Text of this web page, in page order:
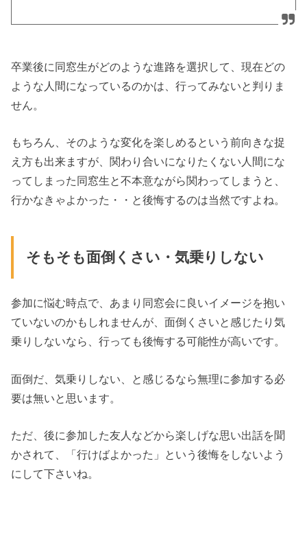
卒業後に同窓生がどのような進路を選択して、現在どの
ような人間になっているのかは、行ってみないと判りま
せん。
もちろん、そのような変化を楽しめるという前向きな捉
え方も出来ますが、関わり合いになりたくない人間にな
ってしまった同窓生と不本意ながら関わってしまうと、
行かなきゃよかった・・と後悔するのは当然ですよね。
そもそも面倒くさい・気乗りしない
参加に悩む時点で、あまり同窓会に良いイメージを抱い
ていないのかもしれませんが、面倒くさいと感じたり気
乗りしないなら、行っても後悔する可能性が高いです。
面倒だ、気乗りしない、と感じるなら無理に参加する必
要は無いと思います。
ただ、後に参加した友人などから楽しげな思い出話を聞
かされて、「行けばよかった」という後悔をしないよう
にして下さいね。